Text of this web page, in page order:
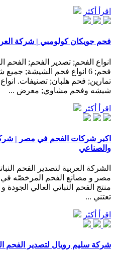
اقرأ أكثر
فحم جويكان كولومبي | شركة
انواع الفحم; تصدير الفحم; الفحم
فحم; 6 انواع فحم الشيشة;
تمارين; فحم هلبان; تصنيفات.
شيشه وفحم مشاوي; معرض ...
اقرأ أكثر
اكبر شركات الفحم في مصر | شركة
والصناعي
الشركة العربية لتصدير الفحم
مصر و مصانع الفحم المرخصّه
منتج الفحم النباتي العالي الجودة
تعتني ...
اقرأ أكثر
شركة سليم رويال لتصدير الفحم